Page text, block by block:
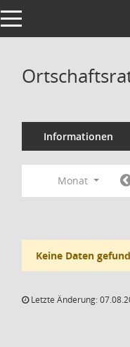
Toggle navigation
Informationen
Monat
Keine Daten
Letzte Änderung: